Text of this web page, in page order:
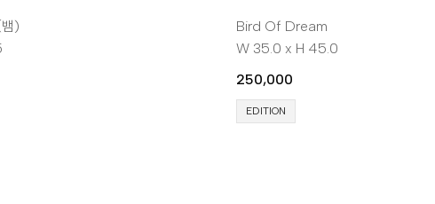
)
Bird Of Dream
W 35.0 x H 45.0
250,000
EDITION